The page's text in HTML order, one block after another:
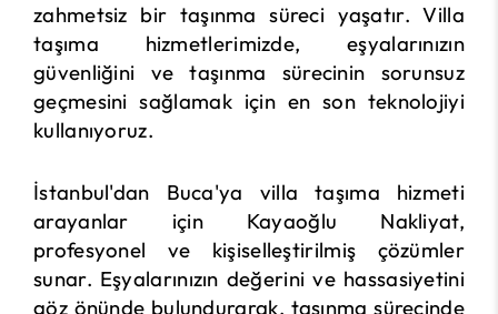
zahmetsiz bir taşınma süreci yaşatır. Villa
taşıma hizmetlerimizde, eşyalarınızın
güvenliğini ve taşınma sürecinin sorunsuz
geçmesini sağlamak için en son teknolojiyi
kullanıyoruz.
İstanbul'dan Buca'ya villa taşıma hizmeti
arayanlar için Kayaoğlu Nakliyat,
profesyonel ve kişiselleştirilmiş çözümler
sunar. Eşyalarınızın değerini ve hassasiyetini
göz önünde bulundurarak, taşınma sürecinde